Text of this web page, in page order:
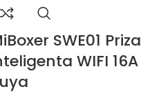
SWE01 Priza
WIFI 16A